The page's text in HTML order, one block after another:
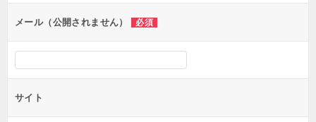
ンメール（公開されません） 必須
サイト